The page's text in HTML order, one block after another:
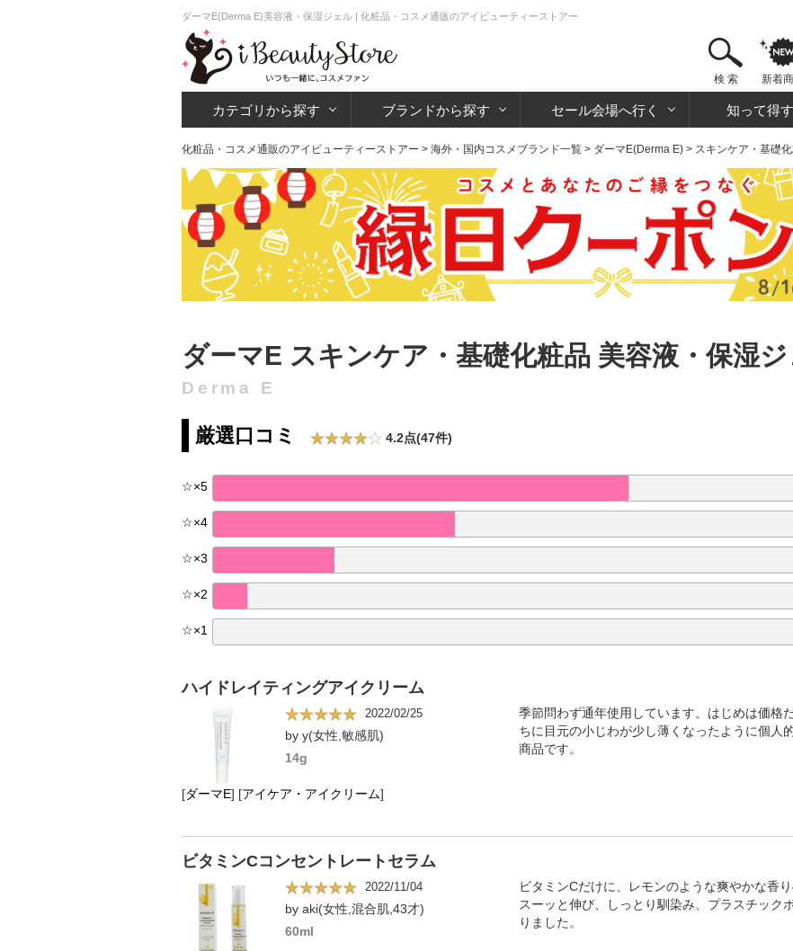
ダーマE(Derma E)美容液・保湿ジェル | 化粧品・コスメ通販のアイビューティーストアー
検 索 新着
カテゴリから探す ブランドから探す セール会場へ行く 知って得す
化粧品・コスメ通販のアイビューティーストアー > 海外・国内コスメブランド一覧 > ダーマE(Derma E) > スキンケア・基礎
ダーマE スキンケア・基礎化粧品 美容液・保湿
Derma E
厳選口コミ 4.2点(47件)
☆×5
☆×4
☆×3
☆×2
☆×1
ハイドレイティングアイクリーム
2022/02/25
by y(女性,敏感肌)
14g
季節問わず通年使用しています。はじめは価格
ちに目元の小じわが少し薄くなったように個人
商品です。
[ダーマE] [アイケア・アイクリーム]
ビタミンCコンセントレートセラム
2022/11/04
by aki(女性,混合肌,43才)
60ml
ビタミンCだけに、レモンのような爽やかな香
スーッと伸び、しっとり馴染み、プラスチック
りました。